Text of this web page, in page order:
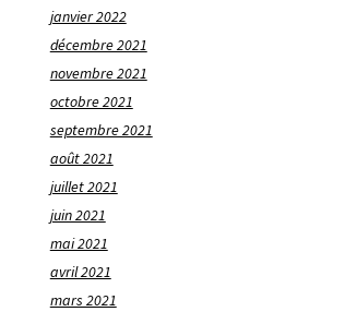
janvier 2022
décembre 2021
novembre 2021
octobre 2021
septembre 2021
août 2021
juillet 2021
juin 2021
mai 2021
avril 2021
mars 2021